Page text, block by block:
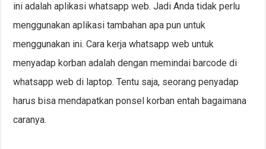
ini adalah aplikasi whatsapp web. Jadi Anda tidak perlu
menggunakan aplikasi tambahan apa pun untuk
menggunakan ini. Cara kerja whatsapp web untuk
menyadap korban adalah dengan memindai barcode di
whatsapp web di laptop. Tentu saja, seorang penyadap
harus bisa mendapatkan ponsel korban entah bagaimana
caranya.